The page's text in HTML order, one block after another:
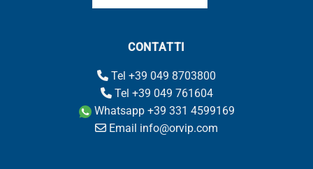
CONTATTI
Tel +39 049 8703800
Tel +39 049 761604
Whatsapp +39 331 4599169
Email info@orvip.com